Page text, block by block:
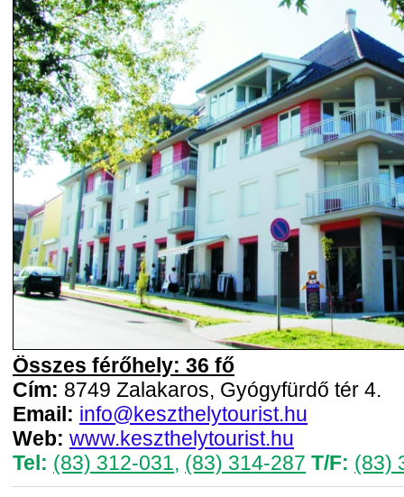
Összes férőhely: 36 fő
Cím: 8749 Zalakaros, Gyógyfürdő tér 4.
Email: info@keszthelytourist.hu
Web: www.keszthelytourist.hu
Tel: (83) 312-031, (83) 314-287 T/F: (83)